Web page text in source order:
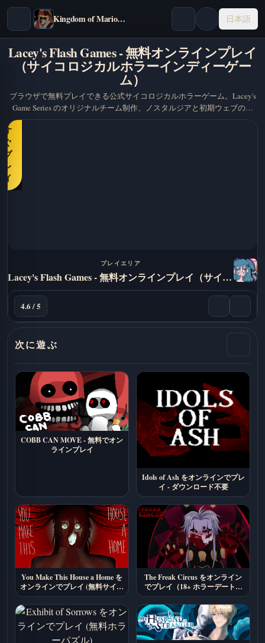
Kingdom of Marionettes 日本語
Lacey's Flash Games - 無料オンラインプレイ
（サイコロジカルホラーインディーゲー
ム）
ブラウザで無料プレイできる公式サイコロジカルホラーゲーム。Lacey's
Game Series のオリジナルチーム制作、ノスタルジアと初期ウェブの美
学、忍び寄る恐怖を融合。
今
す
ぐ
プ
レ
イ
プレイエリア
Lacey's Flash Games - 無料オンラインプレイ（サイコロジカルホラーインディーゲーム）
4.6 / 5
次に遊ぶ
COBB CAN MOVE - 無料でオン
ラインプレイ
Idols of Ash をオンラインでプレ
イ - ダウンロード不要
You Make This House a Home を
オンラインでプレイ (無料サイコ
ロジカルホラー)
The Freak Circus をオンライン
でプレイ（18+ ホラーデートシ
ム）